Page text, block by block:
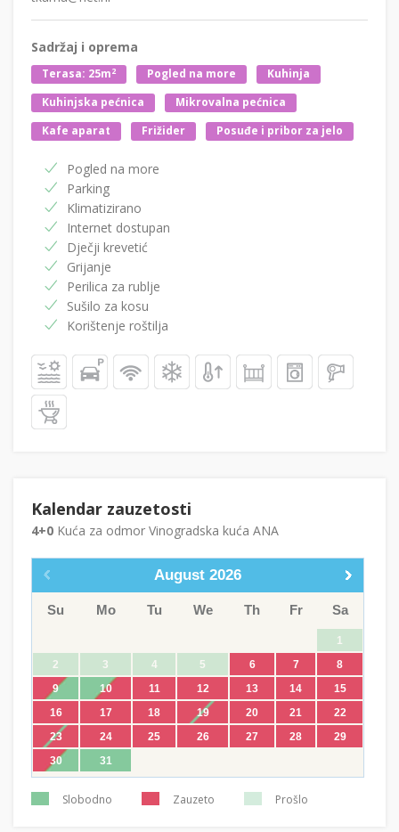
Sadržaj i oprema
Terasa: 25m2 Pogled na more
Kuhinja
Kuhinjska pećnica
Mikrovalna pećnica
Kafe aparat
Frižider Posuđe i pribor za jelo
Pogled na more
Parking
Klimatizirano
Internet dostupan
Dječji krevetić
Grijanje
Perilica za rublje
Sušilo za kosu
Korištenje roštilja
Kalendar zauzetosti
4+0 Kuća za odmor Vinogradska kuća ANA
August 2026
Su Mo Tu We Th Fr Sa
1
2
3 4 5 6 7
8
9
10 11 12 13 14
15
16
17 18 19 20 21
22
23
24 25 26 27 28
29
30
31
Slobodno Zauzeto Prošlo